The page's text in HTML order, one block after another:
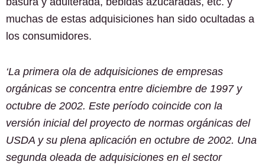
muchas de estas adquisiciones han sido ocultadas a
los consumidores.
‘La primera ola de adquisiciones de empresas
orgánicas se concentra entre diciembre de 1997 y
octubre de 2002. Este período coincide con la
versión inicial del proyecto de normas orgánicas del
USDA y su plena aplicación en octubre de 2002. Una
segunda oleada de adquisiciones en el sector